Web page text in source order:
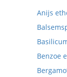
Anijs
Benzoe